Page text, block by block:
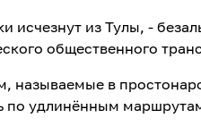
исчезнут из Тулы, -
общественного
называемые в
по удлинённым